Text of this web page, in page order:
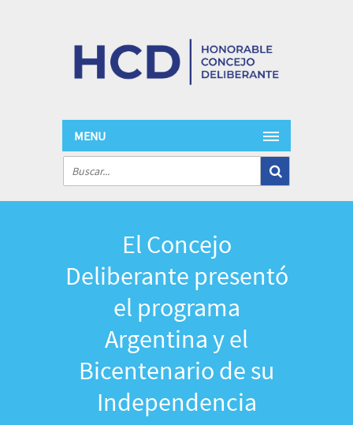
MENU
El Concejo
Deliberante presentó
el programa
Argentina y el
Bicentenario de su
Independencia